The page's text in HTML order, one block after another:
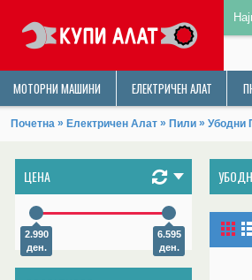
МОТОРНИ МАШИНИ ЕЛЕКТРИЧЕН АЛАТ
Почетна » Електричен Алат » Пили » Убодни
ЦЕНА
2.990
ден.
6.595
ден.